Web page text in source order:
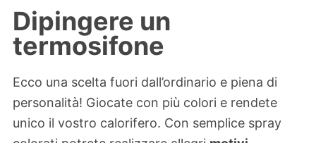
Dipingere un
termosifone
Ecco una scelta fuori dall’ordinario e piena di
personalità! Giocate con più colori e rendete
unico il vostro calorifero. Con semplice spray